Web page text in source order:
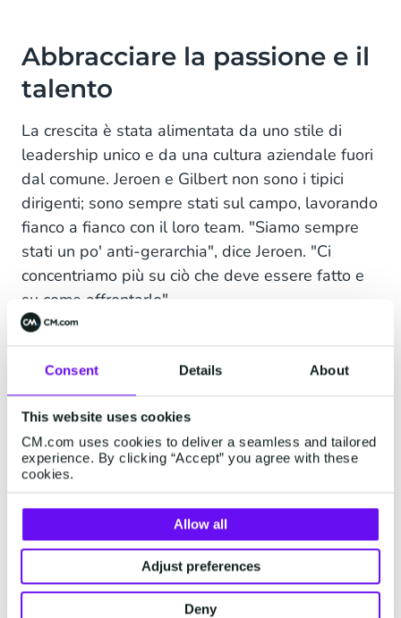
Consent Details About
This website uses cookies
CM.com uses cookies to deliver a seamless and tailored
experience. By clicking “Accept” you agree with these
cookies.
Allow all
Adjust preferences
Deny
Abbracciare la passione e il
talento
La crescita è stata alimentata da uno stile di
leadership unico e da una cultura aziendale fuori
dal comune. Jeroen e Gilbert non sono i tipici
dirigenti; sono sempre stati sul campo, lavorando
fianco a fianco con il loro team. "Siamo sempre
stati un po' anti-gerarchia", dice Jeroen. "Ci
concentriamo più su ciò che deve essere fatto e
su come affrontarlo".
Mentre la maggior parte delle aziende costruisce
le proprie strutture attorno a missioni e strategie,
responsabilità, Jeroen e Gilbert hanno adottato
un approccio diverso. "Quando abbiamo iniziato,
non conoscevamo quel modello. Invece, ci siamo
concentrati sulla persona: cosa sai fare?", dice
Gilbert. "Il nostro motto è sempre stato: fai
quello che ti piace e in cui sei bravo". Fin
dall'inizio, il nostro obiettivo è stato quello di
assumere persone che si distinguessero nel loro